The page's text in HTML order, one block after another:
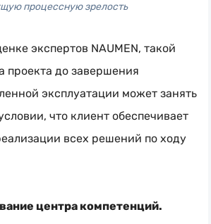
процессную зрелость
экспертов NAUMEN, такой
проекта до завершения
эксплуатации может занять
что клиент обеспечивает
всех решений по ходу
центра компетенций.